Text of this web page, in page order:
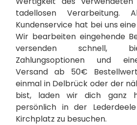
tadellosen Verarbeitung.
Kundenservice hat bei uns
Wir bearbeiten eingehende
versenden schnell,
Zahlungsoptionen und
Versand ab 50€
einmal in Delbrück oder der
bist, laden wir dich ganz
persönlich in der
Kirchplatz zu besuchen.